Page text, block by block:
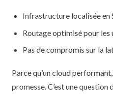
Infrastructure localisée
Routage optimisé pour
Pas de compromis sur la
Parce qu’un cloud
promesse. C’est une question